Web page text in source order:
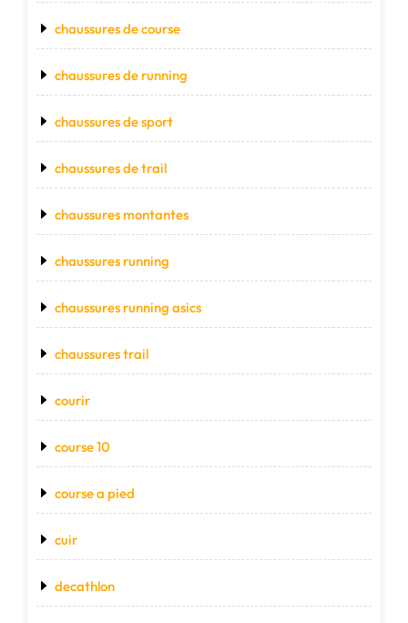
chaussures de course
chaussures de running
chaussures de sport
chaussures de trail
chaussures montantes
chaussures running
chaussures running asics
chaussures trail
courir
course 10
course a pied
cuir
decathlon